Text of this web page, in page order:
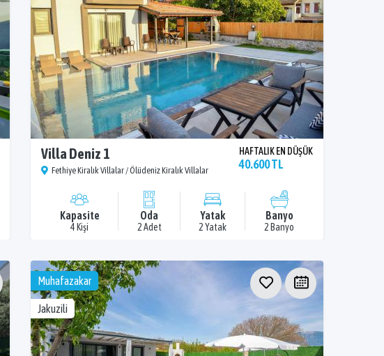
Villa Deniz 1
Fethiye Kiralık Villalar / Ölüdeniz Kiralık Villalar
HAFTALIK EN DÜŞÜK
40.600 TL
Kapasite
4 Kişi
Oda
2 Adet
Yatak
2 Yatak
Banyo
2 Banyo
Muhafazakar
Jakuzili